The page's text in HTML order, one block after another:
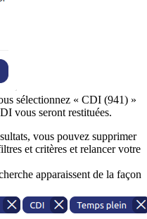
sélectionnez « CDI (941) »
vous seront restituées.
vous pouvez supprimer
et critères et relancer votre
apparaissent de la façon